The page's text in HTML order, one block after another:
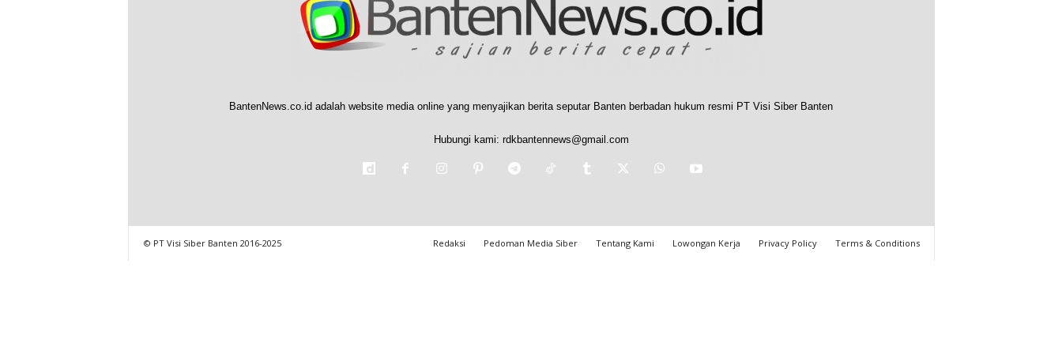
BantenNews.co.id adalah website media online yang menyajikan berita seputar Banten berbadan hukum resmi PT Visi Siber Banten
Hubungi kami: rdkbantennews@gmail.com
Redaksi Pedoman Media Siber Tentang Kami Lowongan Kerja Privacy Policy Terms & Conditions
© PT Visi Siber Banten 2016-2025